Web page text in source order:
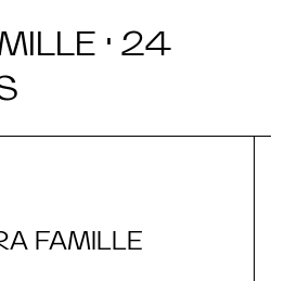
· 24
FAMILLE